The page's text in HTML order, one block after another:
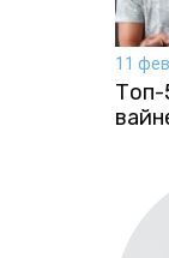
11
Топ-